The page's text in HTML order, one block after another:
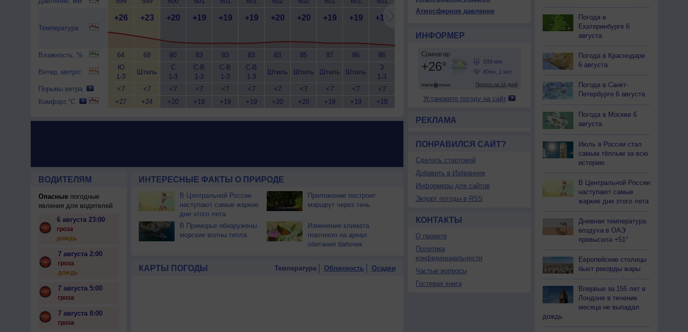
Температура
Влажность, %
Ветер, метр/с
Порывы ветра
Комфорт,°C
+26
64
Ю
1-3
<7
+27
+23
68
Штиль
<7
+24
+20
80
С
1-3
<7
+20
+19
83
С-В
1-3
<7
+19
+19
83
С-В
1-3
<7
+19
+19
83
С-В
1-3
<7
+19
+20
83
Штиль
<7
+20
+20
85
Штиль
<7
+20
+19
87
Штиль
<7
+19
+19
86
Штиль
<7
+19
+18
86
З
1-3
<7
+18
+18
84
Ю-З
<7
+18
+20
Штиль
+20
<7
+21
<7
+23
Штиль
+26
+25
60
Ю
<7
+26
+27
55
Ю
<7
51
<7
49
ВОДИТЕЛЯМ
Опасныепогодные
явления для водителей
6 августа 23:00
гроза
дождь
7 августа 2:00
гроза
дождь
7 августа 5:00
гроза
7 августа 8:00
гроза
ИНТЕРЕСНЫЕ ФАКТЫ О ПРИРОДЕ
В Центральной России
наступают самые жаркие
дни этого лета
Приложение построит
маршрут через тень
В Приморье обнаружены
морские волны тепла
Изменение климата
повлияло на ареал
обитания бабочек
КАРТЫ ПОГОДЫ Температура Облачность Осадки
Атмосферное давление
ИНФОРМЕР
Установите погоду на сайт
РЕКЛАМА
ПОНРАВИЛСЯ САЙТ?
Сделать стартовой
Добавить в Избранное
Информеры для сайтов
Экпорт погоды в RSS
КОНТАКТЫ
О проекте
Политика
конфиденциальности
Частые вопросы
Гостевая книга
Погода в
Екатеринбурге 6
августа
Погода в Краснодаре
6 августа
Погода в Санкт-
Петербурге 6 августа
Погода в Москве 6
августа
Июль в России стал
самым тёплым за всю
историю
В Центральной России
наступают самые
жаркие дни этого лета
Дневная температура
воздуха в ОАЭ
превысила +51°
Европейские столицы
бьют рекорды жары
Впервые за 155 лет в
Лондоне в течение
месяца не выпадал
дождь